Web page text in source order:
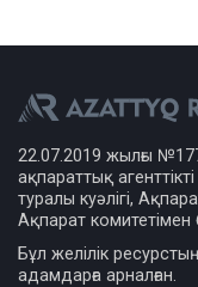
22.07.2019 жылғы
ақпараттық
туралы куәлігі,
Ақпарат комитетімен
Бұл желілік
адамдарға арналған.